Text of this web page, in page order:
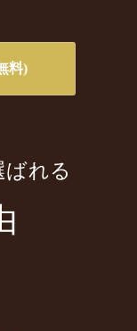
ばれる